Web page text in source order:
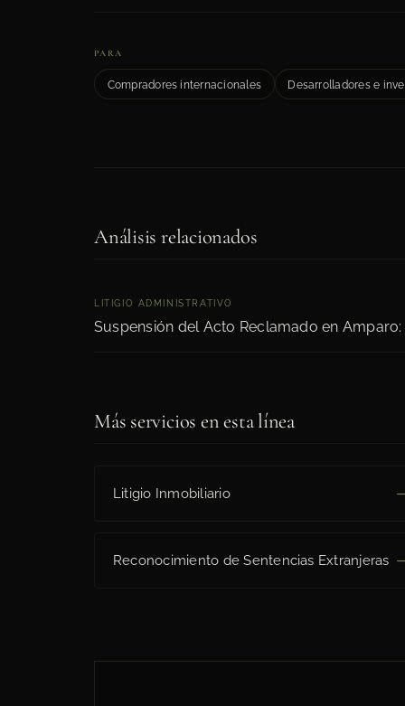
PARA
Compradores internacionales Desarrolladores e
Análisis relacionados
LITIGIO ADMINISTRATIVO
Suspensión del Acto Reclamado en
Más servicios en esta línea
Litigio Inmobiliario
Reconocimiento de Sentencias Extranjeras